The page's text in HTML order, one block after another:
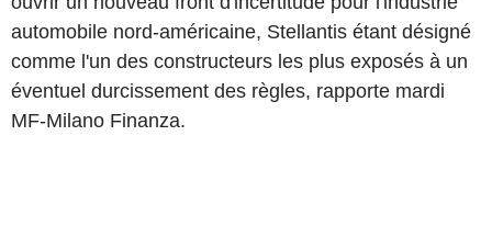
automobile nord-américaine, Stellantis étant désigné
comme l'un des constructeurs les plus exposés à un
éventuel durcissement des règles, rapporte mardi
MF-Milano Finanza.